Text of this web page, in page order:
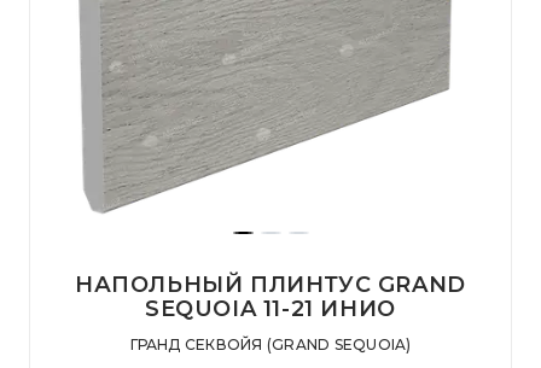
НАПОЛЬНЫЙ ПЛИНТУС GRAND
SEQUOIA 11-21 ИНИО
ГРАНД СЕКВОЙЯ (GRAND SEQUOIA)